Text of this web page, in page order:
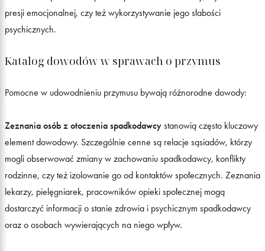
presji emocjonalnej, czy też wykorzystywanie jego słabości
psychicznych.
Katalog dowodów w sprawach o przymus
Pomocne w udowodnieniu przymusu bywają różnorodne dowody:
Zeznania osób z otoczenia spadkodawcy stanowią często kluczowy
element dowodowy. Szczególnie cenne są relacje sąsiadów, którzy
mogli obserwować zmiany w zachowaniu spadkodawcy, konflikty
rodzinne, czy też izolowanie go od kontaktów społecznych. Zeznania
lekarzy, pielęgniarek, pracowników opieki społecznej mogą
dostarczyć informacji o stanie zdrowia i psychicznym spadkodawcy
oraz o osobach wywierających na niego wpływ.